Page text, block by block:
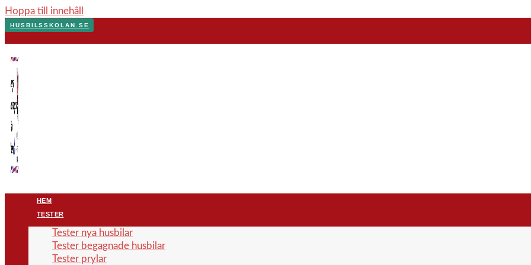
Hoppa till innehåll
HUSBILSSKOLAN.SE
HEM
TESTER
Tester nya husbilar
Tester begagnade husbilar
Tester prylar